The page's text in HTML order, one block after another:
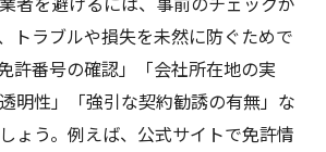
トラブルや損失を未然に防ぐためで
許番号の確認」「会社所在地の実
明性」「強引な契約勧誘の有無」な
ょう。例えば、公式サイトで免許情